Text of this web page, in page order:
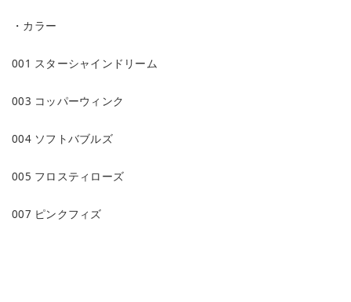
・カラー
001 スターシャインドリーム
003 コッパーウィンク
004 ソフトバブルズ
005 フロスティローズ
007 ピンクフィズ